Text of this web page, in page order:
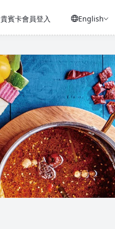
貴賓卡會員登入 English